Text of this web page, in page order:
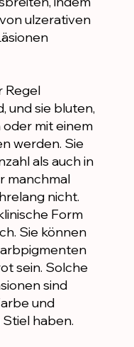
ulzerativen
Regel
und sie bluten,
mit einem
werden. Sie
als auch in
manchmal
nicht.
Form
Sie können
sein. Solche
sind
und
haben.